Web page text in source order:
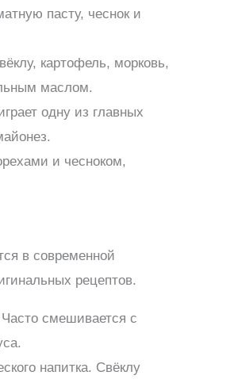
пасту, чеснок и
картофель, морковь,
маслом.
одну из главных
и чесноком,
в современной
рецептов.
смешивается с
напитка. Свёклу